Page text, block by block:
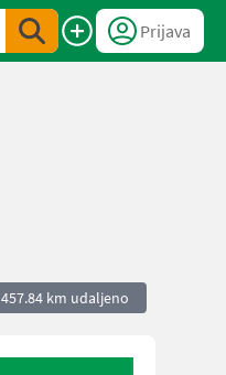
Prijava
457.84 km udaljeno